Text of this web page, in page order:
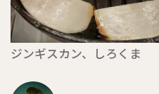
ジンギスカン、しろくま